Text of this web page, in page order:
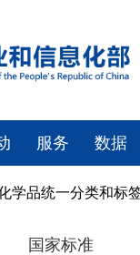
服务 数据
学品统一分类和标
国家标准